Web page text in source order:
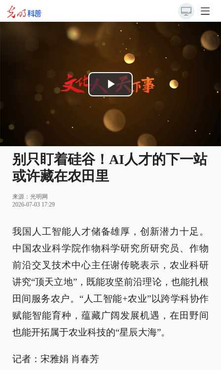
Play
Video
别只盯着硅谷！AI人才的下一站
或许藏在农田里
来源： 光明网
2026-07-03 17:29
我国人工智能人才储备雄厚，创新潜力十足。
中国农业科学院作物科学研究所研究员、作物
前沿交叉技术中心主任谢传晓表示，农业科研
讲究“顶天立地”，既能攻坚前沿理论，也能扎根
田间服务农户。“人工智能+农业”以跨学科协作
赋能智能育种，蕴藏广阔发展机遇，在田野间
也能开拓属于农业科技的“星辰大海”。
记者：宋雅娟 肖春芳